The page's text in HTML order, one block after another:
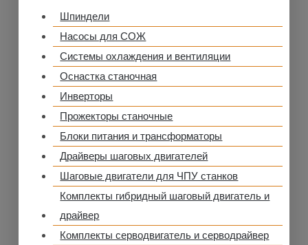
Шпиндели
Насосы для СОЖ
Системы охлаждения и вентиляции
Оснастка станочная
Инверторы
Прожекторы станочные
Блоки питания и трансформаторы
Драйверы шаговых двигателей
Шаговые двигатели для ЧПУ станков
Комплекты гибридный шаговый двигатель и
драйвер
Комплекты серводвигатель и серводрайвер